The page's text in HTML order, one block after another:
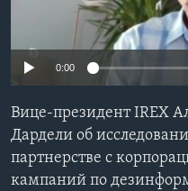
Learning English
Языки
0:00
Вице-президент IREX
Дардели об
партнерстве с
кампаний по